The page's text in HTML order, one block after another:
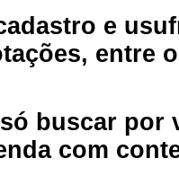
e
entre
buscar por
com